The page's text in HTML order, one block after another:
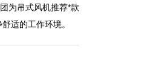
为吊式风机推荐*款
适的工作环境。